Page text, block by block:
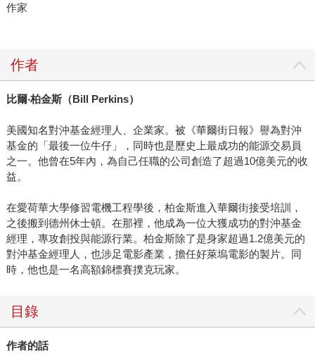
作家
作者
比爾‧柏金斯（Bill Perkins）
美國知名對沖基金經理人、企業家。被《華爾街日報》譽為對沖
基金的「最後一位牛仔」，同時也是歷史上最成功的能源交易員
之一。他曾在5年內，為自己任職的公司創造了超過10億美元的收
益。
在愛荷華大學修習電機工程學後，柏金斯進入華爾街接受培訓，
之後搬到德州休士頓。在那裡，他成為一位大獲成功的對沖基金
經理，專攻創投與能源行業。柏金斯除了是身家超過1.2億美元的
對沖基金經理人，也涉足電影產業，擔任好萊塢電影的製片。同
時，他也是一名高額錦標賽撲克玩家。
目錄
作者的話